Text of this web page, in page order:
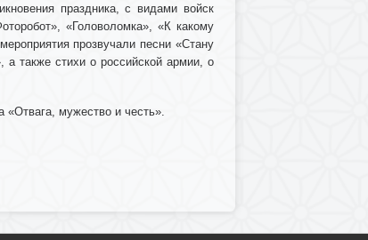
праздника, с видами войск
«Головоломка», «К какому
прозвучали песни «Стану
также стихи о российской армии, о
«Отвага, мужество и честь».